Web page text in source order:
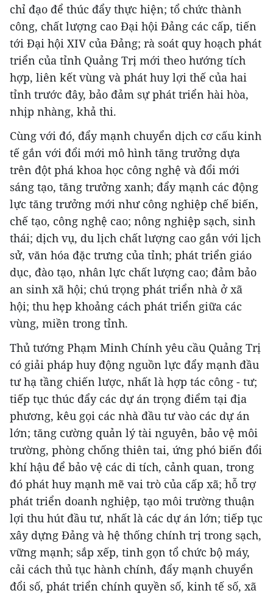
chỉ đạo để thúc đẩy thực hiện; tổ chức thành
công, chất lượng cao Đại hội Đảng các cấp, tiến
tới Đại hội XIV của Đảng; rà soát quy hoạch phát
triển của tỉnh Quảng Trị mới theo hướng tích
hợp, liên kết vùng và phát huy lợi thế của hai
tỉnh trước đây, bảo đảm sự phát triển hài hòa,
nhịp nhàng, khả thi.
Cùng với đó, đẩy mạnh chuyển dịch cơ cấu kinh
tế gắn với đổi mới mô hình tăng trưởng dựa
trên đột phá khoa học công nghệ và đổi mới
sáng tạo, tăng trưởng xanh; đẩy mạnh các động
lực tăng trưởng mới như công nghiệp chế biến,
chế tạo, công nghệ cao; nông nghiệp sạch, sinh
thái; dịch vụ, du lịch chất lượng cao gắn với lịch
sử, văn hóa đặc trưng của tỉnh; phát triển giáo
dục, đào tạo, nhân lực chất lượng cao; đảm bảo
an sinh xã hội; chú trọng phát triển nhà ở xã
hội; thu hẹp khoảng cách phát triển giữa các
vùng, miền trong tỉnh.
Thủ tướng Phạm Minh Chính yêu cầu Quảng Trị
có giải pháp huy động nguồn lực đẩy mạnh đầu
tư hạ tầng chiến lược, nhất là hợp tác công - tư;
tiếp tục thúc đẩy các dự án trọng điểm tại địa
phương, kêu gọi các nhà đầu tư vào các dự án
lớn; tăng cường quản lý tài nguyên, bảo vệ môi
trường, phòng chống thiên tai, ứng phó biến đổi
khí hậu để bảo vệ các di tích, cảnh quan, trong
đó phát huy mạnh mẽ vai trò của cấp xã; hỗ trợ
phát triển doanh nghiệp, tạo môi trường thuận
lợi thu hút đầu tư, nhất là các dự án lớn; tiếp tục
xây dựng Đảng và hệ thống chính trị trong sạch,
vững mạnh; sắp xếp, tinh gọn tổ chức bộ máy,
cải cách thủ tục hành chính, đẩy mạnh chuyển
đổi số, phát triển chính quyền số, kinh tế số, xã